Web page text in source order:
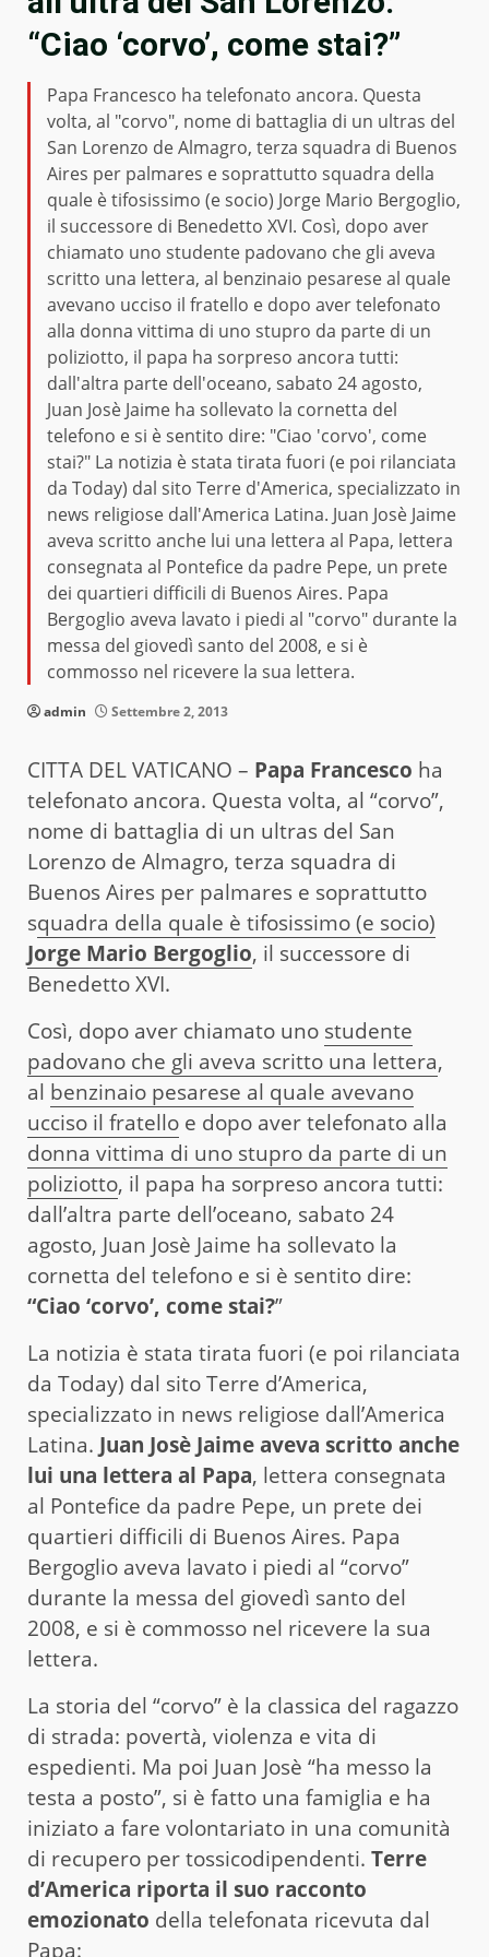
“Ciao ‘corvo’, come stai?”
Papa Francesco ha telefonato ancora. Questa
volta, al "corvo", nome di battaglia di un ultras del
San Lorenzo de Almagro, terza squadra di Buenos
Aires per palmares e soprattutto squadra della
quale è tifosissimo (e socio) Jorge Mario Bergoglio,
il successore di Benedetto XVI. Così, dopo aver
chiamato uno studente padovano che gli aveva
scritto una lettera, al benzinaio pesarese al quale
avevano ucciso il fratello e dopo aver telefonato
alla donna vittima di uno stupro da parte di un
poliziotto, il papa ha sorpreso ancora tutti:
dall'altra parte dell'oceano, sabato 24 agosto,
Juan Josè Jaime ha sollevato la cornetta del
telefono e si è sentito dire: "Ciao 'corvo', come
stai?" La notizia è stata tirata fuori (e poi rilanciata
da Today) dal sito Terre d'America, specializzato in
news religiose dall'America Latina. Juan Josè Jaime
aveva scritto anche lui una lettera al Papa, lettera
consegnata al Pontefice da padre Pepe, un prete
dei quartieri difficili di Buenos Aires. Papa
Bergoglio aveva lavato i piedi al "corvo" durante la
messa del giovedì santo del 2008, e si è
commosso nel ricevere la sua lettera.
admin Settembre 2, 2013
CITTA DEL VATICANO – Papa Francesco ha
telefonato ancora. Questa volta, al “corvo”,
nome di battaglia di un ultras del San
Lorenzo de Almagro, terza squadra di
Buenos Aires per palmares e soprattutto
squadra della quale è tifosissimo (e socio)
Jorge Mario Bergoglio, il successore di
Benedetto XVI.
Così, dopo aver chiamato uno studente
padovano che gli aveva scritto una lettera,
al benzinaio pesarese al quale avevano
ucciso il fratello e dopo aver telefonato alla
donna vittima di uno stupro da parte di un
poliziotto, il papa ha sorpreso ancora tutti:
dall’altra parte dell’oceano, sabato 24
agosto, Juan Josè Jaime ha sollevato la
cornetta del telefono e si è sentito dire:
“Ciao ‘corvo’, come stai?”
La notizia è stata tirata fuori (e poi rilanciata
da Today) dal sito Terre d’America,
specializzato in news religiose dall’America
Latina. Juan Josè Jaime aveva scritto anche
lui una lettera al Papa, lettera consegnata
al Pontefice da padre Pepe, un prete dei
quartieri difficili di Buenos Aires. Papa
Bergoglio aveva lavato i piedi al “corvo”
durante la messa del giovedì santo del
2008, e si è commosso nel ricevere la sua
lettera.
La storia del “corvo” è la classica del ragazzo
di strada: povertà, violenza e vita di
espedienti. Ma poi Juan Josè “ha messo la
testa a posto”, si è fatto una famiglia e ha
iniziato a fare volontariato in una comunità
di recupero per tossicodipendenti. Terre
d’America riporta il suo racconto
emozionato della telefonata ricevuta dal
Papa: